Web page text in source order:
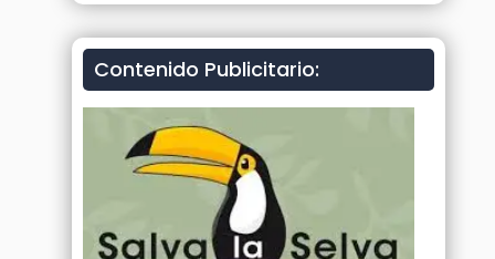
Contenido Publicitario: